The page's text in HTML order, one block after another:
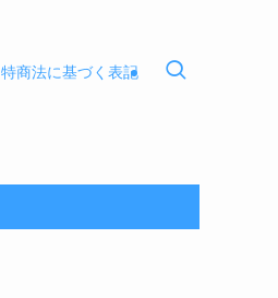
特商法に基づく表記